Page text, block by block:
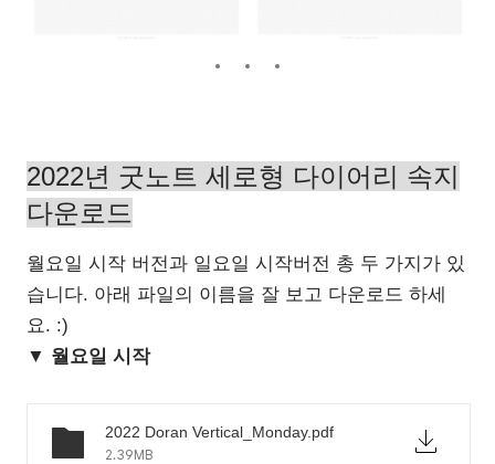
2022년 굿노트 세로형 다이어리 속지
다운로드
월요일 시작 버전과 일요일 시작버전 총 두 가지가 있
습니다. 아래 파일의 이름을 잘 보고 다운로드 하세
요. :)
▼ 월요일 시작
2022 Doran Vertical_Monday.pdf
2.39MB